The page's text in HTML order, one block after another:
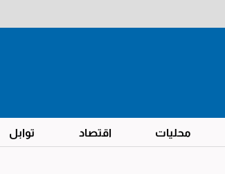
محليات اقتصاد توابل